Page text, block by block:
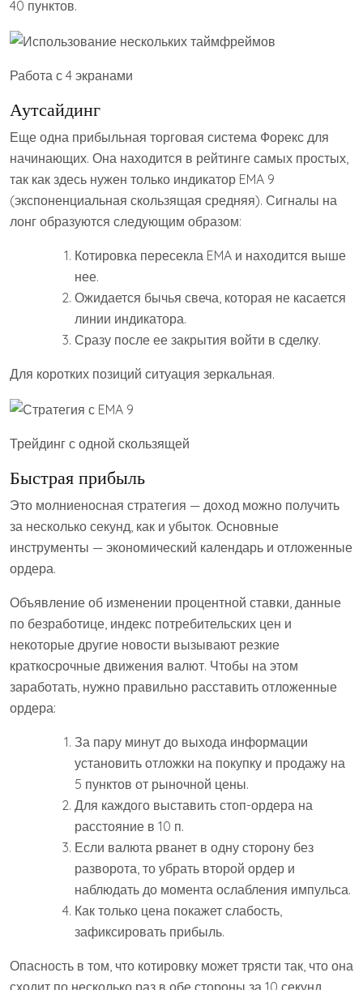
40 пунктов.
Работа с 4 экранами
Аутсайдинг
Еще одна прибыльная торговая система Форекс для
начинающих. Она находится в рейтинге самых простых,
так как здесь нужен только индикатор EMA 9
(экспоненциальная скользящая средняя). Сигналы на
лонг образуются следующим образом:
Котировка пересекла EMA и находится выше
нее.
Ожидается бычья свеча, которая не касается
линии индикатора.
Сразу после ее закрытия войти в сделку.
Для коротких позиций ситуация зеркальная.
Трейдинг с одной скользящей
Быстрая прибыль
Это молниеносная стратегия — доход можно получить
за несколько секунд, как и убыток. Основные
инструменты — экономический календарь и отложенные
ордера.
Объявление об изменении процентной ставки, данные
по безработице, индекс потребительских цен и
некоторые другие новости вызывают резкие
краткосрочные движения валют. Чтобы на этом
заработать, нужно правильно расставить отложенные
ордера:
За пару минут до выхода информации
установить отложки на покупку и продажу на
5 пунктов от рыночной цены.
Для каждого выставить стоп-ордера на
расстояние в 10 п.
Если валюта рванет в одну сторону без
разворота, то убрать второй ордер и
наблюдать до момента ослабления импульса.
Как только цена покажет слабость,
зафиксировать прибыль.
Опасность в том, что котировку может трясти так, что она
сходит по несколько раз в обе стороны за 10 секунд,